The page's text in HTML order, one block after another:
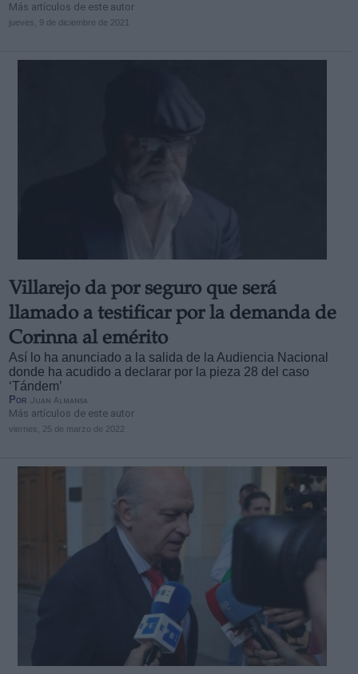
Más artículos de este autor
jueves, 9 de diciembre de 2021
Villarejo da por seguro que será
llamado a testificar por la demanda de
Corinna al emérito
Así lo ha anunciado a la salida de la Audiencia Nacional
donde ha acudido a declarar por la pieza 28 del caso
‘Tándem’
Por Juan Almansa
Más artículos de este autor
viernes, 25 de marzo de 2022